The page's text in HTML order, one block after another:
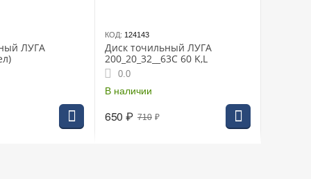
ЛУГА
КОД: 124143
Диск точильный ЛУГА
200_20_32__63С 60 K,L
0.0
В наличии
710 ₽
650 ₽